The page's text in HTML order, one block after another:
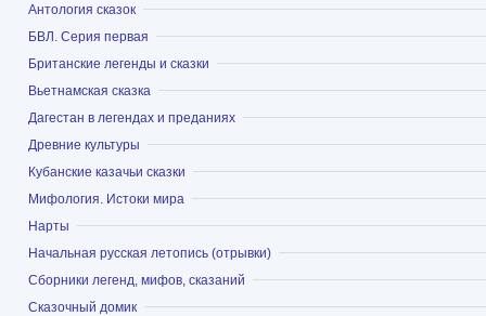
Показать
Антология сказок
Показать
БВЛ. Серия первая
Показать
Британские легенды и сказки
Показать
Вьетнамская сказка
Показать
Дагестан в легендах и преданиях
Показать
Древние культуры
Показать
Кубанские казачьи сказки
Показать
Мифология. Истоки мира
Показать
Нарты
Показать
Начальная русская летопись (отрывки)
Показать
Сборники легенд, мифов, сказаний
Показать
Сказочный домик